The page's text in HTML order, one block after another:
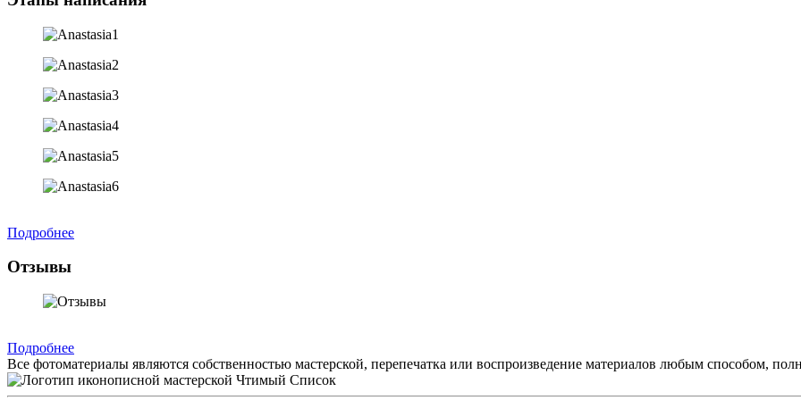
Подробнее
Отзывы
Подробнее
Все фотоматериалы являются собственностью мастерской, перепечатка или воспроизведение материалов любым способом,